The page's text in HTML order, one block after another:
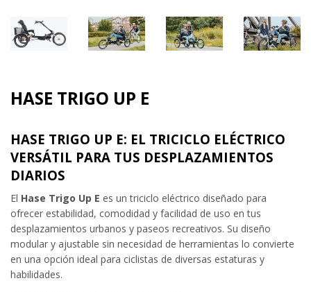
HASE TRIGO UP E
HASE TRIGO UP E: EL TRICICLO ELÉCTRICO
VERSÁTIL PARA TUS DESPLAZAMIENTOS
DIARIOS
El Hase Trigo Up E es un triciclo eléctrico diseñado para
ofrecer estabilidad, comodidad y facilidad de uso en tus
desplazamientos urbanos y paseos recreativos. Su diseño
modular y ajustable sin necesidad de herramientas lo convierte
en una opción ideal para ciclistas de diversas estaturas y
habilidades.